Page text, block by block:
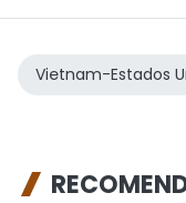
Vietnam-Estados